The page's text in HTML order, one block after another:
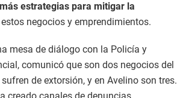
más estrategias para mitigar la
negocios y emprendimientos.
mesa de diálogo con la Policía y
comunicó que son dos negocios del
de extorsión, y en Avelino son tres.